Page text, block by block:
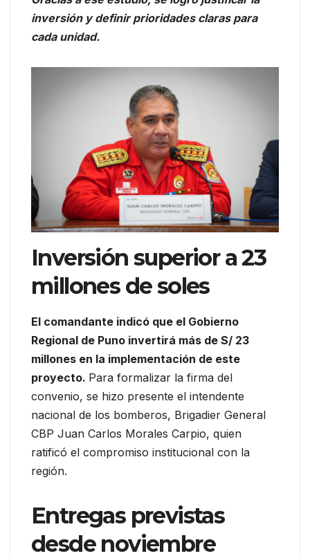
inversión y definir prioridades claras para
cada unidad.
Inversión superior a 23
millones de soles
El comandante indicó que el Gobierno
Regional de Puno invertirá más de S/ 23
millones en la implementación de este
proyecto. Para formalizar la firma del
convenio, se hizo presente el intendente
nacional de los bomberos, Brigadier General
CBP Juan Carlos Morales Carpio, quien
ratificó el compromiso institucional con la
región.
Entregas previstas
desde noviembre